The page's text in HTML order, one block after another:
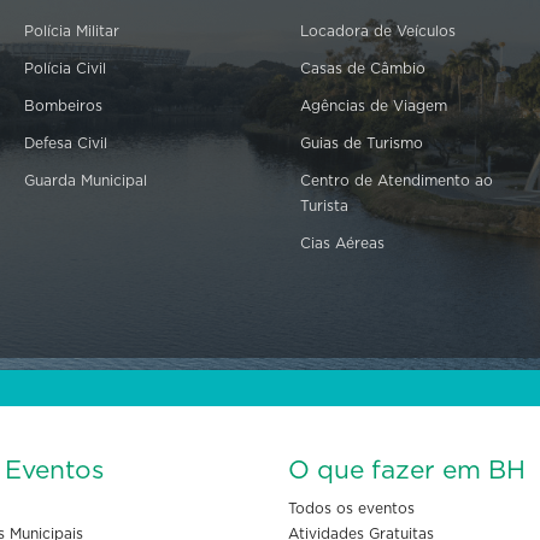
Polícia Militar
Polícia Civil
Bombeiros
Defesa Civil
Guarda Municipal
Locadora de Veículos
Casas de Câmbio
Agências de Viagem
Guias de Turismo
Centro de Atendimento ao
Turista
Cias Aéreas
Municipais
O que fazer em BH
Todos os eventos
Atividades Gratuitas